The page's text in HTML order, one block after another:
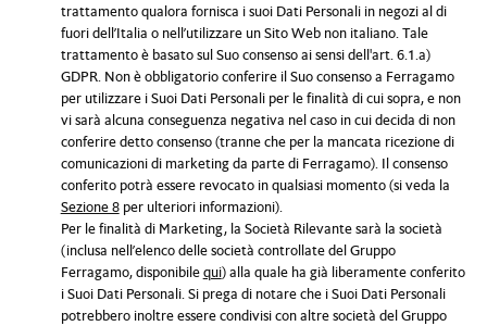
trattamento qualora fornisca i suoi Dati Personali in negozi al di
fuori dell’Italia o nell’utilizzare un Sito Web non italiano. Tale
trattamento è basato sul Suo consenso ai sensi dell'art. 6.1.a)
GDPR. Non è obbligatorio conferire il Suo consenso a Ferragamo
per utilizzare i Suoi Dati Personali per le finalità di cui sopra, e non
vi sarà alcuna conseguenza negativa nel caso in cui decida di non
conferire detto consenso (tranne che per la mancata ricezione di
comunicazioni di marketing da parte di Ferragamo). Il consenso
conferito potrà essere revocato in qualsiasi momento (si veda la
Sezione 8per ulteriori informazioni).
Per le finalità di Marketing, la Società Rilevante sarà la società
(inclusa nell’elenco delle società controllate del Gruppo
Ferragamo, disponibilequi) alla quale ha già liberamente conferito
i Suoi Dati Personali. Si prega di notare che i Suoi Dati Personali
potrebbero inoltre essere condivisi con altre società del Gruppo